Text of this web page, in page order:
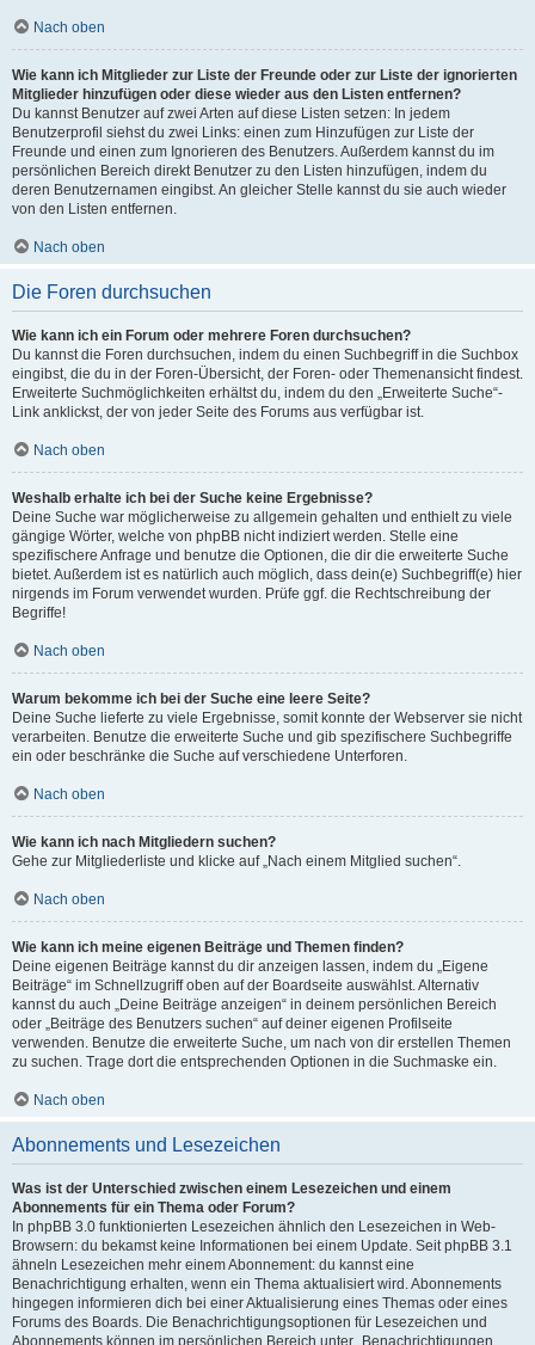
Nach oben
Wie kann ich Mitglieder zur Liste der Freunde oder zur Liste der ignorierten
Mitglieder hinzufügen oder diese wieder aus den Listen entfernen?
Du kannst Benutzer auf zwei Arten auf diese Listen setzen: In jedem
Benutzerprofil siehst du zwei Links: einen zum Hinzufügen zur Liste der
Freunde und einen zum Ignorieren des Benutzers. Außerdem kannst du im
persönlichen Bereich direkt Benutzer zu den Listen hinzufügen, indem du
deren Benutzernamen eingibst. An gleicher Stelle kannst du sie auch wieder
von den Listen entfernen.
Nach oben
Die Foren durchsuchen
Wie kann ich ein Forum oder mehrere Foren durchsuchen?
Du kannst die Foren durchsuchen, indem du einen Suchbegriff in die Suchbox
eingibst, die du in der Foren-Übersicht, der Foren- oder Themenansicht findest.
Erweiterte Suchmöglichkeiten erhältst du, indem du den „Erweiterte Suche“-
Link anklickst, der von jeder Seite des Forums aus verfügbar ist.
Nach oben
Weshalb erhalte ich bei der Suche keine Ergebnisse?
Deine Suche war möglicherweise zu allgemein gehalten und enthielt zu viele
gängige Wörter, welche von phpBB nicht indiziert werden. Stelle eine
spezifischere Anfrage und benutze die Optionen, die dir die erweiterte Suche
bietet. Außerdem ist es natürlich auch möglich, dass dein(e) Suchbegriff(e) hier
nirgends im Forum verwendet wurden. Prüfe ggf. die Rechtschreibung der
Begriffe!
Nach oben
Warum bekomme ich bei der Suche eine leere Seite?
Deine Suche lieferte zu viele Ergebnisse, somit konnte der Webserver sie nicht
verarbeiten. Benutze die erweiterte Suche und gib spezifischere Suchbegriffe
ein oder beschränke die Suche auf verschiedene Unterforen.
Nach oben
Wie kann ich nach Mitgliedern suchen?
Gehe zur Mitgliederliste und klicke auf „Nach einem Mitglied suchen“.
Nach oben
Wie kann ich meine eigenen Beiträge und Themen finden?
Deine eigenen Beiträge kannst du dir anzeigen lassen, indem du „Eigene
Beiträge“ im Schnellzugriff oben auf der Boardseite auswählst. Alternativ
kannst du auch „Deine Beiträge anzeigen“ in deinem persönlichen Bereich
oder „Beiträge des Benutzers suchen“ auf deiner eigenen Profilseite
verwenden. Benutze die erweiterte Suche, um nach von dir erstellen Themen
zu suchen. Trage dort die entsprechenden Optionen in die Suchmaske ein.
Nach oben
Abonnements und Lesezeichen
Was ist der Unterschied zwischen einem Lesezeichen und einem
Abonnements für ein Thema oder Forum?
In phpBB 3.0 funktionierten Lesezeichen ähnlich den Lesezeichen in Web-
Browsern: du bekamst keine Informationen bei einem Update. Seit phpBB 3.1
ähneln Lesezeichen mehr einem Abonnement: du kannst eine
Benachrichtigung erhalten, wenn ein Thema aktualisiert wird. Abonnements
hingegen informieren dich bei einer Aktualisierung eines Themas oder eines
Forums des Boards. Die Benachrichtigungsoptionen für Lesezeichen und